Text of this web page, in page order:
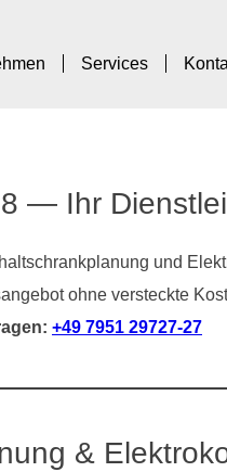
Services
— Ihr
und
ohne versteckte
+49 7951 29727-27
&